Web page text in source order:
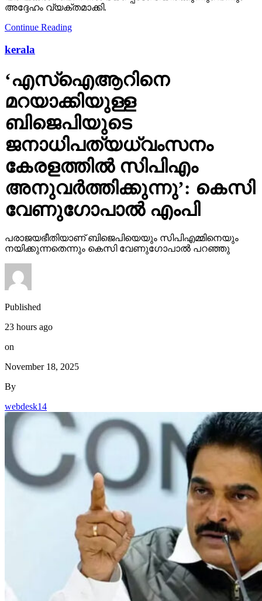
‘എസ്‌ഐആറിനെ
മറയാക്കിയുള്ള
ബിജെപിയുടെ
ജനാധിപത്യധ്വംസനം
കേരളത്തില്‍ സിപിഎം
അനുവര്‍ത്തിക്കുന്നു’: കെസി
വേണുഗോപാല്‍ എംപി
പരാജയഭീതിയാണ് ബിജെപിയെയും സിപിഎമ്മിനെയും
നയിക്കുന്നതെന്നും കെസി വേണുഗോപാല്‍ പറഞ്ഞു
Published
on